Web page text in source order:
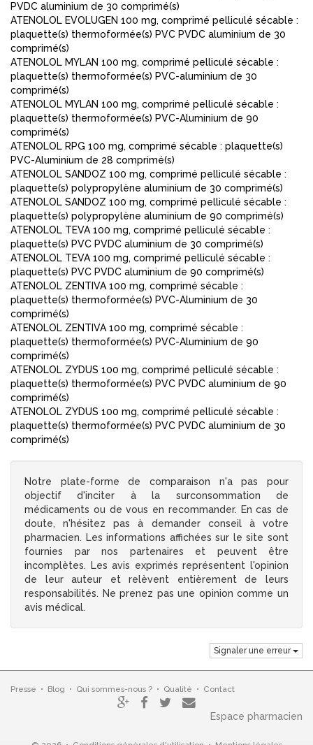
PVDC aluminium de 30 comprimé(s)
ATENOLOL EVOLUGEN 100 mg, comprimé pelliculé sécable :
plaquette(s) thermoformée(s) PVC PVDC aluminium de 30
comprimé(s)
ATENOLOL MYLAN 100 mg, comprimé pelliculé sécable :
plaquette(s) thermoformée(s) PVC-aluminium de 30
comprimé(s)
ATENOLOL MYLAN 100 mg, comprimé pelliculé sécable :
plaquette(s) thermoformée(s) PVC-Aluminium de 90
comprimé(s)
ATENOLOL RPG 100 mg, comprimé sécable : plaquette(s)
PVC-Aluminium de 28 comprimé(s)
ATENOLOL SANDOZ 100 mg, comprimé pelliculé sécable :
plaquette(s) polypropylène aluminium de 30 comprimé(s)
ATENOLOL SANDOZ 100 mg, comprimé pelliculé sécable :
plaquette(s) polypropylène aluminium de 90 comprimé(s)
ATENOLOL TEVA 100 mg, comprimé pelliculé sécable :
plaquette(s) PVC PVDC aluminium de 30 comprimé(s)
ATENOLOL TEVA 100 mg, comprimé pelliculé sécable :
plaquette(s) PVC PVDC aluminium de 90 comprimé(s)
ATENOLOL ZENTIVA 100 mg, comprimé sécable :
plaquette(s) thermoformée(s) PVC-Aluminium de 30
comprimé(s)
ATENOLOL ZENTIVA 100 mg, comprimé sécable :
plaquette(s) thermoformée(s) PVC-Aluminium de 90
comprimé(s)
ATENOLOL ZYDUS 100 mg, comprimé pelliculé sécable :
plaquette(s) thermoformée(s) PVC PVDC aluminium de 90
comprimé(s)
ATENOLOL ZYDUS 100 mg, comprimé pelliculé sécable :
plaquette(s) thermoformée(s) PVC PVDC aluminium de 30
comprimé(s)
Notre plate-forme de comparaison n'a pas pour
objectif d'inciter à la surconsommation de
médicaments ou de vous en recommander. En cas de
doute, n'hésitez pas à demander conseil à votre
pharmacien. Les informations affichées sur le site sont
fournies par nos partenaires et peuvent être
incomplètes. Les avis exprimés représentent l'opinion
de leur auteur et relèvent entièrement de leurs
responsabilités. Ne prenez pas une opinion comme un
avis médical.
Signaler une erreur
Presse • Blog • Qui sommes-nous ? • Qualité • Contact
Espace pharmacien